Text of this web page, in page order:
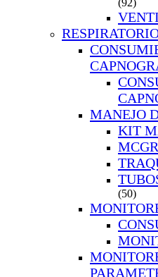
(92)
MANEJO
KIT
(50)